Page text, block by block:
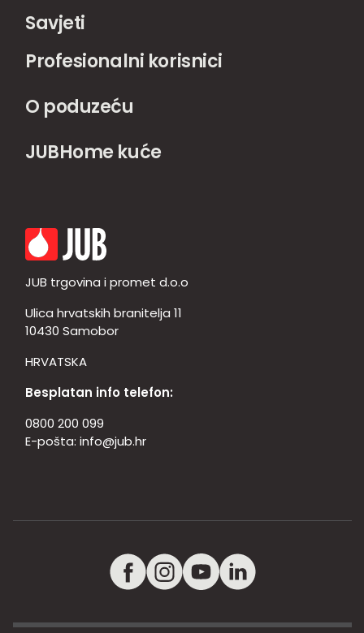
Savjeti
Profesionalni korisnici
O poduzeću
JUBHome kuće
JUB trgovina i promet d.o.o
Ulica hrvatskih branitelja 11
10430 Samobor
HRVATSKA
Besplatan info telefon:
0800 200 099
E-pošta: info@jub.hr